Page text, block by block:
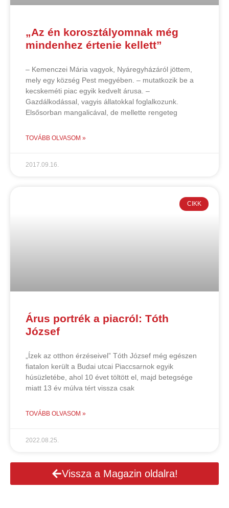
„Az én korosztályomnak még
mindenhez értenie kellett”
– Kemenczei Mária vagyok, Nyáregyházáról jöttem,
mely egy község Pest megyében. – mutatkozik be a
kecskeméti piac egyik kedvelt árusa. –
Gazdálkodással, vagyis állatokkal foglalkozunk.
Elsősorban mangalicával, de mellette rengeteg
TOVÁBB OLVASOM »
2017.09.16.
CIKK
Árus portrék a piacról: Tóth
József
„Ízek az otthon érzéseivel” Tóth József még egészen
fiatalon került a Budai utcai Piaccsarnok egyik
húsüzletébe, ahol 10 évet töltött el, majd betegsége
miatt 13 év múlva tért vissza csak
TOVÁBB OLVASOM »
2022.08.25.
Vissza a Magazin oldalra!